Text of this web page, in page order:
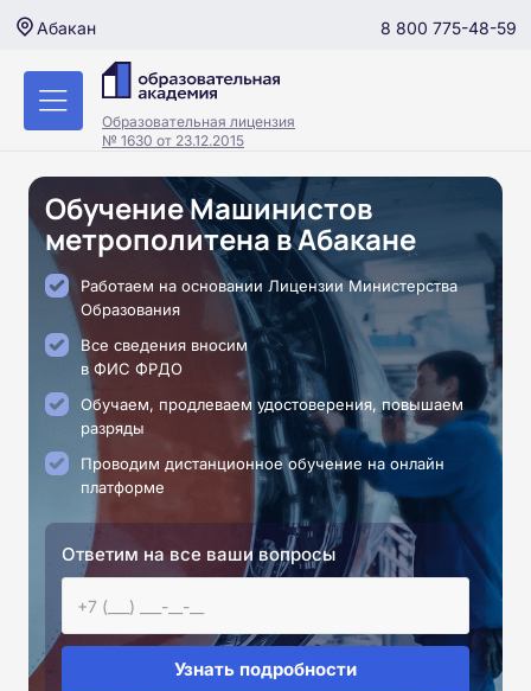
Абакан 8 800 775-48-59
Образовательная лицензия
№ 1630 от 23.12.2015
Обучение Машинистов
метрополитена в Абакане
Работаем на основании Лицензии Министерства
Образования
Все сведения вносим
в ФИС ФРДО
Обучаем, продлеваем удостоверения, повышаем
разряды
Проводим дистанционное обучение на онлайн
платформе
Ответим на все ваши вопросы
Узнать подробности